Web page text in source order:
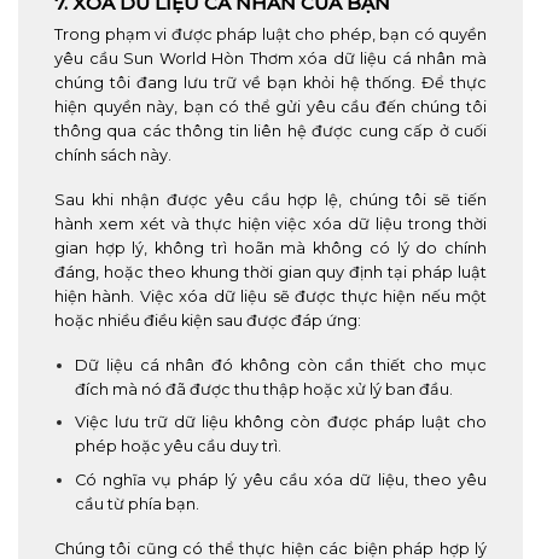
Trong phạm vi được pháp luật cho phép, bạn có quyền
yêu cầu Sun World Hòn Thơm xóa dữ liệu cá nhân mà
chúng tôi đang lưu trữ về bạn khỏi hệ thống. Để thực
hiện quyền này, bạn có thể gửi yêu cầu đến chúng tôi
thông qua các thông tin liên hệ được cung cấp ở cuối
chính sách này.
Sau khi nhận được yêu cầu hợp lệ, chúng tôi sẽ tiến
hành xem xét và thực hiện việc xóa dữ liệu trong thời
gian hợp lý, không trì hoãn mà không có lý do chính
đáng, hoặc theo khung thời gian quy định tại pháp luật
hiện hành. Việc xóa dữ liệu sẽ được thực hiện nếu một
hoặc nhiều điều kiện sau được đáp ứng:
Dữ liệu cá nhân đó không còn cần thiết cho mục
đích mà nó đã được thu thập hoặc xử lý ban đầu.
Việc lưu trữ dữ liệu không còn được pháp luật cho
phép hoặc yêu cầu duy trì.
Có nghĩa vụ pháp lý yêu cầu xóa dữ liệu, theo yêu
cầu từ phía bạn.
Chúng tôi cũng có thể thực hiện các biện pháp hợp lý